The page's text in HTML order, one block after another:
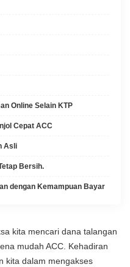
Online Selain KTP
Cepat ACC
Asli
Bersih.
dengan Kemampuan Bayar
kita mencari dana talangan
mudah ACC. Kehadiran
kita dalam mengakses